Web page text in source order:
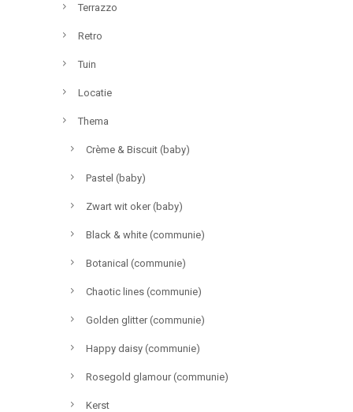
Terrazzo
Retro
Tuin
Locatie
Thema
Crème & Biscuit (baby)
Pastel (baby)
Zwart wit oker (baby)
Black & white (communie)
Botanical (communie)
Chaotic lines (communie)
Golden glitter (communie)
Happy daisy (communie)
Rosegold glamour (communie)
Kerst